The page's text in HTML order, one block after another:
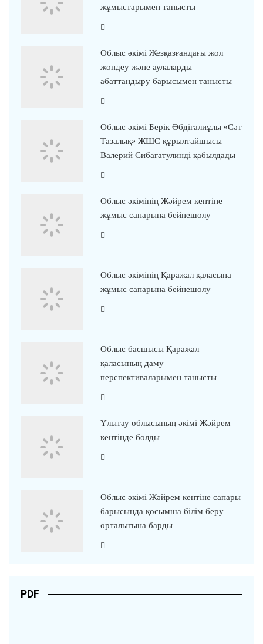
жұмыстарымен танысты
Облыс әкімі Жезқазғандағы жол
жөндеу және аулаларды
абаттандыру барысымен танысты
Облыс әкімі Берік Әбдіғалиұлы «Сәт
Тазалық» ЖШС құрылтайшысы
Валерий Сибагатулинді қабылдады
Облыс әкімінің Жәйрем кентіне
жұмыс сапарына бейнешолу
Облыс әкімінің Қаражал қаласына
жұмыс сапарына бейнешолу
Облыс басшысы Қаражал
қаласының даму
перспективаларымен танысты
Ұлытау облысының әкімі Жәйрем
кентінде болды
Облыс әкімі Жәйрем кентіне сапары
барысында қосымша білім беру
орталығына барды
PDF